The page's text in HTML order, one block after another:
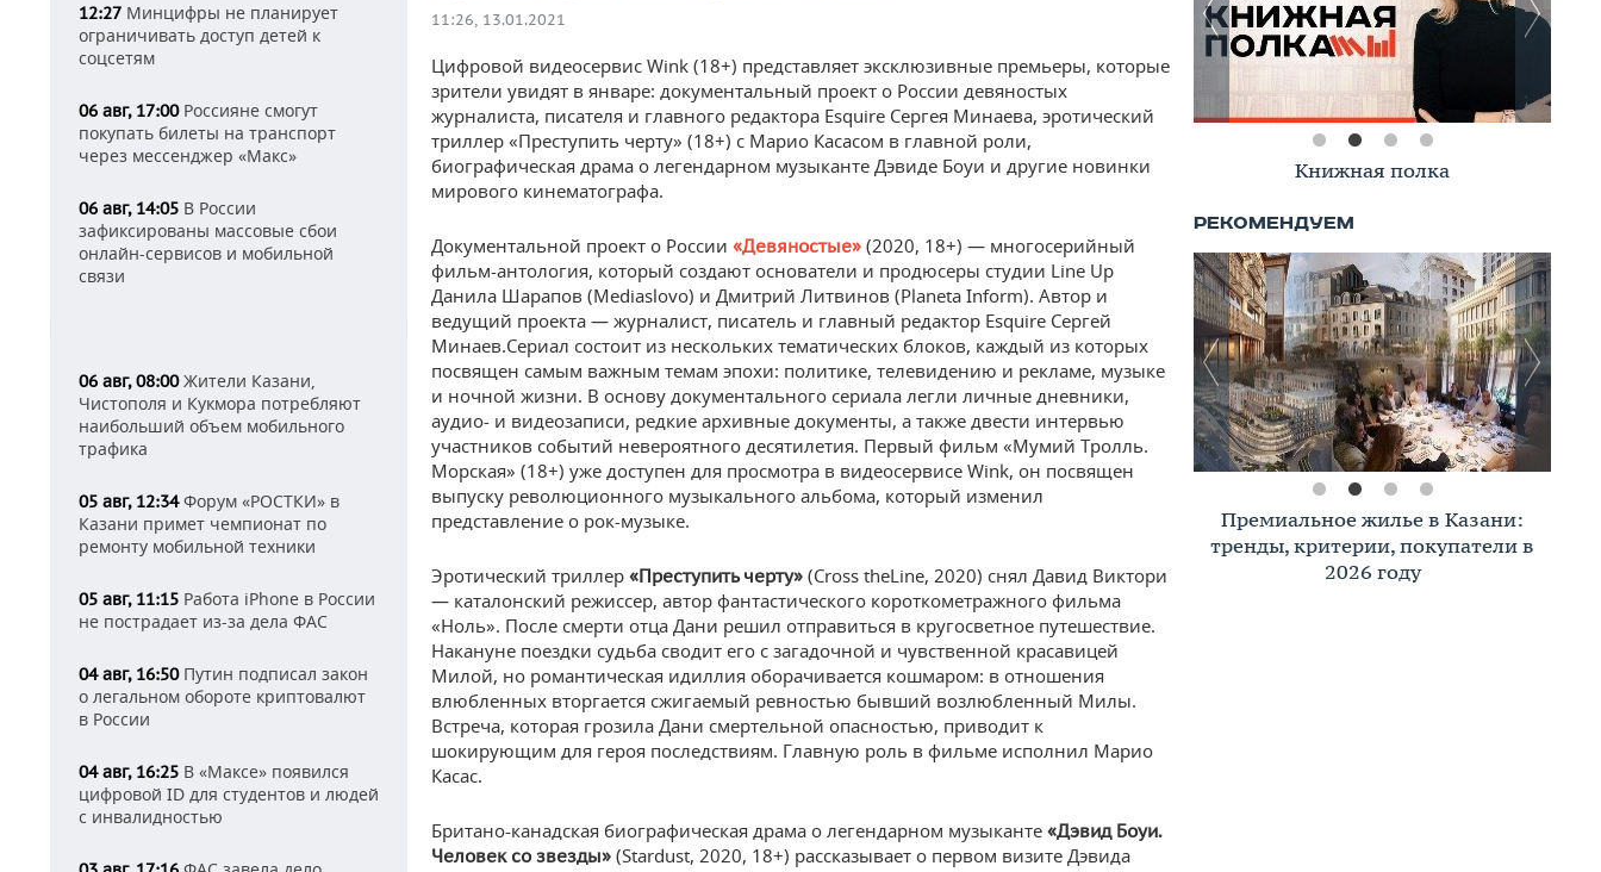
12:27 Минцифры не планирует
ограничивать доступ детей к
соцсетям
06 авг, 17:00Россияне смогут
покупать билеты на транспорт
через мессенджер «Макс»
06 авг, 14:05 В России
зафиксированы массовые сбои
онлайн-сервисов и мобильной
связи
06 авг, 08:00Жители Казани,
Чистополя и Кукмора потребляют
наибольший объем мобильного
трафика
05 авг, 12:34Форум «РОСТКИ» в
Казани примет чемпионат по
ремонту мобильной техники
05 авг, 11:15 Работа iPhone в России
не пострадает из-за дела ФАС
04 авг, 16:50Путин подписал закон
о легальном обороте криптовалют
в России
04 авг, 16:25 В «Максе» появился
цифровой ID для студентов и людей
с инвалидностью
11:26, 13.01.2021
Цифровой видеосервис Wink (18+) представляет эксклюзивные премьеры, которые
зрители увидят в январе: документальный проект о России девяностых
журналиста, писателя и главного редактора Esquire Сергея Минаева, эротический
триллер «Преступить черту» (18+) c Марио Касасом в главной роли,
биографическая драма о легендарном музыканте Дэвиде Боуи и другие новинки
мирового кинематографа.
Документальной проект о России «Девяностые» (2020, 18+) — многосерийный
фильм-антология, который создают основатели и продюсеры студии Line Up
Данила Шарапов (Mediaslovo) и Дмитрий Литвинов (Planeta Inform). Автор и
ведущий проекта — журналист, писатель и главный редактор Esquire Сергей
Минаев.Сериал состоит из нескольких тематических блоков, каждый из которых
посвящен самым важным темам эпохи: политике, телевидению и рекламе, музыке
и ночной жизни. В основу документального сериала легли личные дневники,
аудио- и видеозаписи, редкие архивные документы, а также двести интервью
участников событий невероятного десятилетия. Первый фильм «Мумий Тролль.
Морская» (18+) уже доступен для просмотра в видеосервисе Wink, он посвящен
выпуску революционного музыкального альбома, который изменил
представление о рок-музыке.
Эротический триллер «Преступить черту» (Cross theLine, 2020) снял Давид Виктори
— каталонский режиссер, автор фантастического короткометражного фильма
«Ноль». После смерти отца Дани решил отправиться в кругосветное путешествие.
Накануне поездки судьба сводит его с загадочной и чувственной красавицей
Милой, но романтическая идиллия оборачивается кошмаром: в отношения
влюбленных вторгается сжигаемый ревностью бывший возлюбленный Милы.
Встреча, которая грозила Дани смертельной опасностью, приводит к
шокирующим для героя последствиям. Главную роль в фильме исполнил Марио
Касас.
Британо-канадская биографическая драма о легендарном музыканте «Дэвид Боуи.
Человек со звезды» (Stardust, 2020, 18+) рассказывает о первом визите Дэвида
Книжная полка
Премиальное жилье в Казани:
тренды, критерии, покупатели в
2026 году